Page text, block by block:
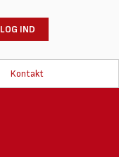
LOG IND
Kontakt